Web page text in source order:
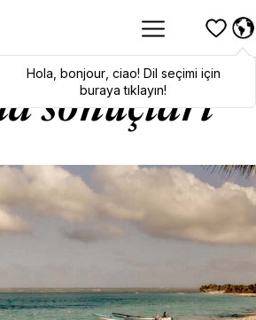
Hola,bonjour,ciao! To switch
languages, click here!
Hola bonjour, ciao! Dil seçimi için
buraya tıklayın!
sonuçları